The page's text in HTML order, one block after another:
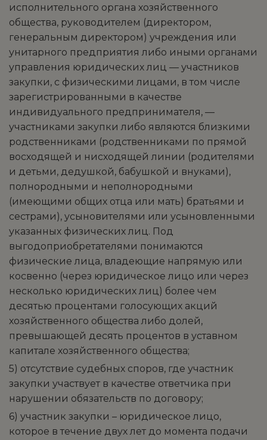
исполнительного органа хозяйственного
общества, руководителем (директором,
генеральным директором) учреждения или
унитарного предприятия либо иными органами
управления юридических лиц — участников
закупки, с физическими лицами, в том числе
зарегистрированными в качестве
индивидуального предпринимателя, —
участниками закупки либо являются близкими
родственниками (родственниками по прямой
восходящей и нисходящей линии (родителями
и детьми, дедушкой, бабушкой и внуками),
полнородными и неполнородными
(имеющими общих отца или мать) братьями и
сестрами), усыновителями или усыновленными
указанных физических лиц. Под
выгодоприобретателями понимаются
физические лица, владеющие напрямую или
косвенно (через юридическое лицо или через
несколько юридических лиц) более чем
десятью процентами голосующих акций
хозяйственного общества либо долей,
превышающей десять процентов в уставном
капитале хозяйственного общества;
5) отсутствие судебных споров, где участник
закупки участвует в качестве ответчика при
нарушении обязательств по договору;
6) участник закупки – юридическое лицо,
которое в течение двух лет до момента подачи